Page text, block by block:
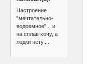
Настроение
"мечтательно-
водоемное".. и
на сплав хочу, а
лодки нету....